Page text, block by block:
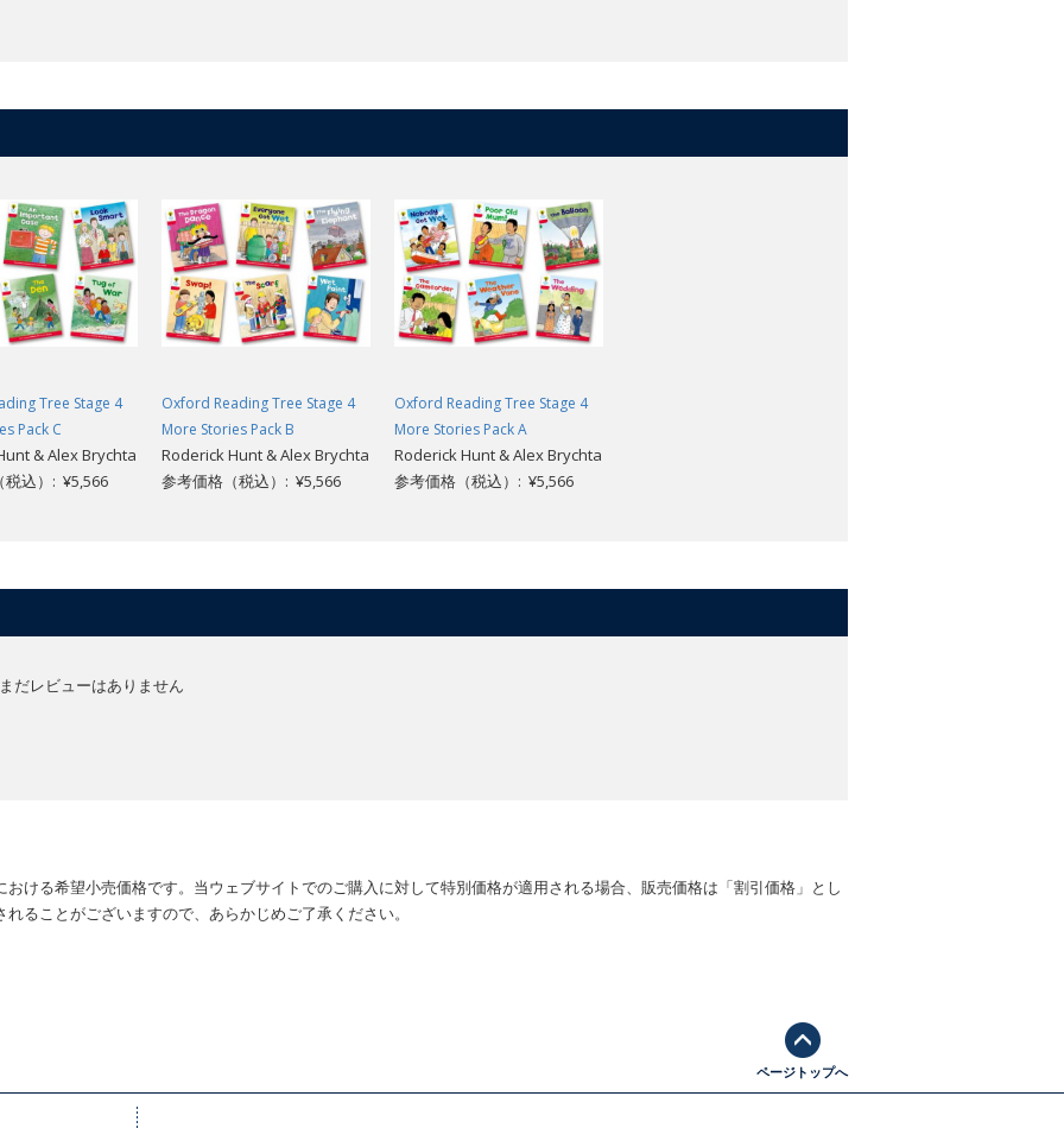
Tree Stage 4
Pack C
& Alex Brychta
税込）: ¥5,566
Oxford Reading Tree Stage 4
More Stories Pack B
Roderick Hunt & Alex Brychta
参考価格（税込）: ¥5,566
Oxford Reading Tree Stage 4
More Stories Pack A
Roderick Hunt & Alex Brychta
参考価格（税込）: ¥5,566
まだレビューはありません
ける希望小売価格です。当ウェブサイトでのご購入に対して特別価格が適用される場合、販売価格は「割引価格」とし
ることがございますので、あらかじめご了承ください。
ページトップへ